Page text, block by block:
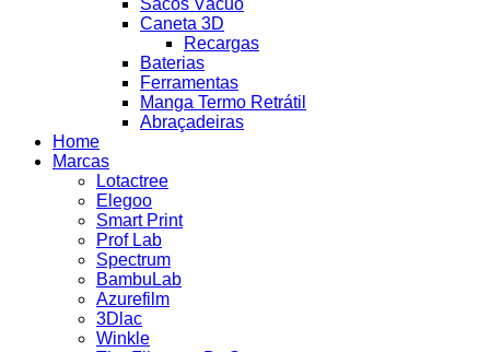
Sacos Vácuo
Caneta 3D
Recargas
Baterias
Ferramentas
Manga Termo Retrátil
Abraçadeiras
Home
Marcas
Lotactree
Elegoo
Smart Print
Prof Lab
Spectrum
BambuLab
Azurefilm
3Dlac
Winkle